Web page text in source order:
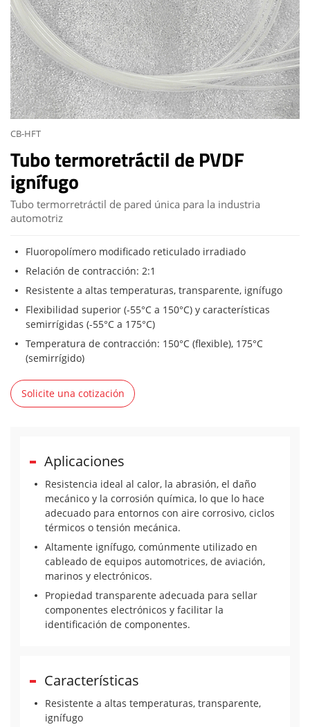
CB-HFT
Tubo termoretráctil de PVDF
ignífugo
Tubo termorretráctil de pared única para la industria
automotriz
Fluoropolímero modificado reticulado irradiado
Relación de contracción: 2:1
Resistente a altas temperaturas, transparente, ignífugo
Flexibilidad superior (-55°C a 150°C) y características
semirrígidas (-55°C a 175°C)
Temperatura de contracción: 150°C (flexible), 175°C
(semirrígido)
Solicite una cotización
Aplicaciones
Resistencia ideal al calor, la abrasión, el daño
mecánico y la corrosión química, lo que lo hace
adecuado para entornos con aire corrosivo, ciclos
térmicos o tensión mecánica.
Altamente ignífugo, comúnmente utilizado en
cableado de equipos automotrices, de aviación,
marinos y electrónicos.
Propiedad transparente adecuada para sellar
componentes electrónicos y facilitar la
identificación de componentes.
Características
Resistente a altas temperaturas, transparente,
ignífugo